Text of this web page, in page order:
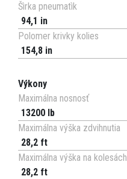
Šìrka pneumatìk
94,1 in
Polomer krivky kolies
154,8 in
Výkony
Maximálna nosnosť
13200 lb
Maximálna výška zdvihnutia
28,2 ft
Maximálna výška na kolesách
28,2 ft